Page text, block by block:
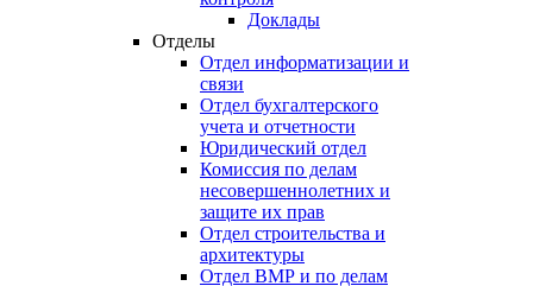
Доклады
Отделы
Отдел информатизации и
связи
Отдел бухгалтерского
учета и отчетности
Юридический отдел
Комиссия по делам
несовершеннолетних и
защите их прав
Отдел строительства и
архитектуры
Отдел ВМР и по делам